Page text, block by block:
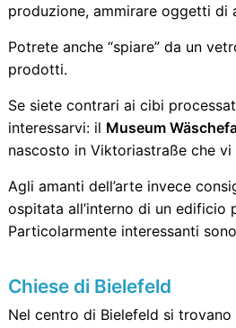
produzione, ammirare oggetti di
Potrete anche “spiare” da un
prodotti.
Se siete contrari ai cibi
interessarvi: il Museum
nascosto in Viktoriastraße che
Agli amanti dell’arte invece
ospitata all’interno di un edificio
Particolarmente interessanti
Chiese di Bielefeld
Nel centro di Bielefeld si